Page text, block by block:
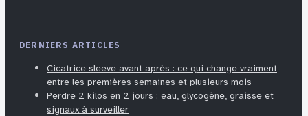
DERNIERS ARTICLES
Cicatrice sleeve avant après : ce qui change vraiment
entre les premières semaines et plusieurs mois
Perdre 2 kilos en 2 jours : eau, glycogène, graisse et
signaux à surveiller